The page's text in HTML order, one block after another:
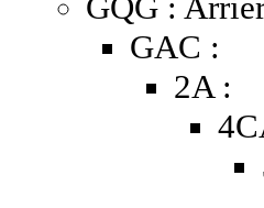
GAC :
2A :